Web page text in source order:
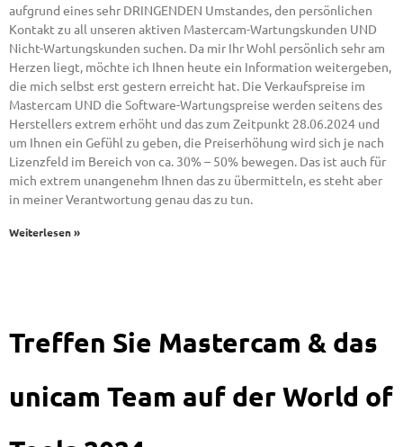
aufgrund eines sehr DRINGENDEN Umstandes, den persönlichen
Kontakt zu all unseren aktiven Mastercam-Wartungskunden UND
Nicht-Wartungskunden suchen. Da mir Ihr Wohl persönlich sehr am
Herzen liegt, möchte ich Ihnen heute ein Information weitergeben,
die mich selbst erst gestern erreicht hat. Die Verkaufspreise im
Mastercam UND die Software-Wartungspreise werden seitens des
Herstellers extrem erhöht und das zum Zeitpunkt 28.06.2024 und
um Ihnen ein Gefühl zu geben, die Preiserhöhung wird sich je nach
Lizenzfeld im Bereich von ca. 30% – 50% bewegen. Das ist auch für
mich extrem unangenehm Ihnen das zu übermitteln, es steht aber
in meiner Verantwortung genau das zu tun.
Weiterlesen »
Treffen Sie Mastercam & das
unicam Team auf der World of